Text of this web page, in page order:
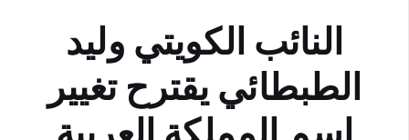
النائب الكويتي وليد
الطبطائي يقترح تغيير